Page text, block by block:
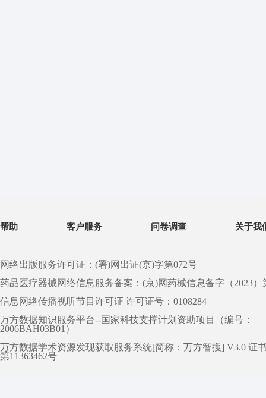
帮助 客户服务 问卷调查 关于我
网络出版服务许可证：(署)网出证(京)字第072号
药品医疗器械网络信息服务备案：(京)网药械信息备字（2023）
信息网络传播视听节目许可证 许可证号：0108284
万方数据知识服务平台--国家科技支撑计划资助项目（编号：
2006BAH03B01）
万方数据学术资源发现获取服务系统[简称：万方智搜] V3.0 证
第11363462号